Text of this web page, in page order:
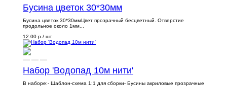
Бусина цветок 30*30мм
Бусина цветок 30*30ммЦвет прозрачный бесцветный. Отверстие
продольное около 1мм...
12.00 р. / шт
Набор 'Водопад 10м нити'
В наборе:- Шаблон-схема 1:1 для сборки- Бусины акриловые прозрачные